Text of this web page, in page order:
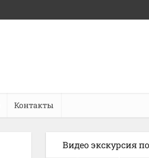
Контакты
Видео экскурсия